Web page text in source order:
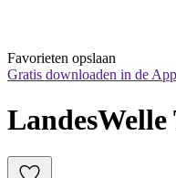
Favorieten opslaan
Gratis downloaden in de